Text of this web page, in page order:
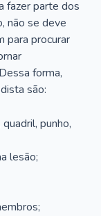
fazer parte dos
não se deve
para procurar
forma,
são:
punho,
lesão;